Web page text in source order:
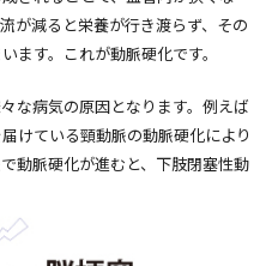
が減ると栄養が行き渡らず、その
ます。これが動脈硬化です。
な病気の原因となります。例えば
けている頸動脈の動脈硬化により
動脈硬化が進むと、下肢閉塞性動